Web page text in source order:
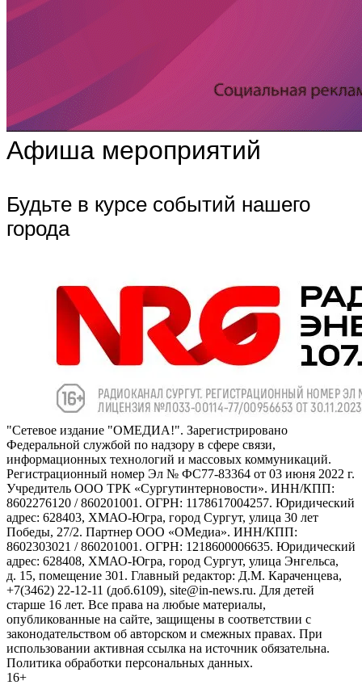
Афиша мероприятий
Будьте в курсе событий нашего
города
"Сетевое издание "ОМЕДИА!". Зарегистрировано
Федеральной службой по надзору в сфере связи,
информационных технологий и массовых коммуникаций.
Регистрационный номер Эл № ФС77-83364 от 03 июня 2022 г.
Учредитель ООО ТРК «Сургутинтерновости». ИНН/КПП:
8602276120 / 860201001. ОГРН: 1178617004257. Юридический
адрес: 628403, ХМАО-Югра, город Сургут, улица 30 лет
Победы, 27/2. Партнер ООО «ОМедиа». ИНН/КПП:
8602303021 / 860201001. ОГРН: 1218600006635. Юридический
адрес: 628408, ХМАО-Югра, город Сургут, улица Энгельса,
д. 15, помещение 301. Главный редактор: Д.М. Караченцева,
+7(3462) 22-12-11 (доб.6109), site@in-news.ru. Для детей
старше 16 лет. Все права на любые материалы,
опубликованные на сайте, защищены в соответствии с
законодательством об авторском и смежных правах. При
использовании активная ссылка на источник обязательна.
Политика обработки персональных данных.
16+